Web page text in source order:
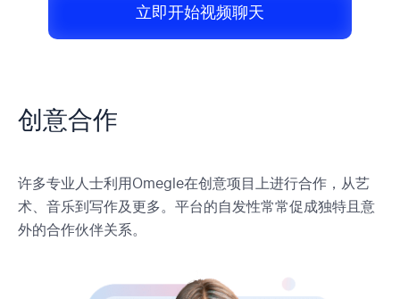
立即开始视频聊天
创意合作
许多专业人士利用Omegle在创意项目上进行合作，从艺
术、音乐到写作及更多。平台的自发性常常促成独特且意
外的合作伙伴关系。